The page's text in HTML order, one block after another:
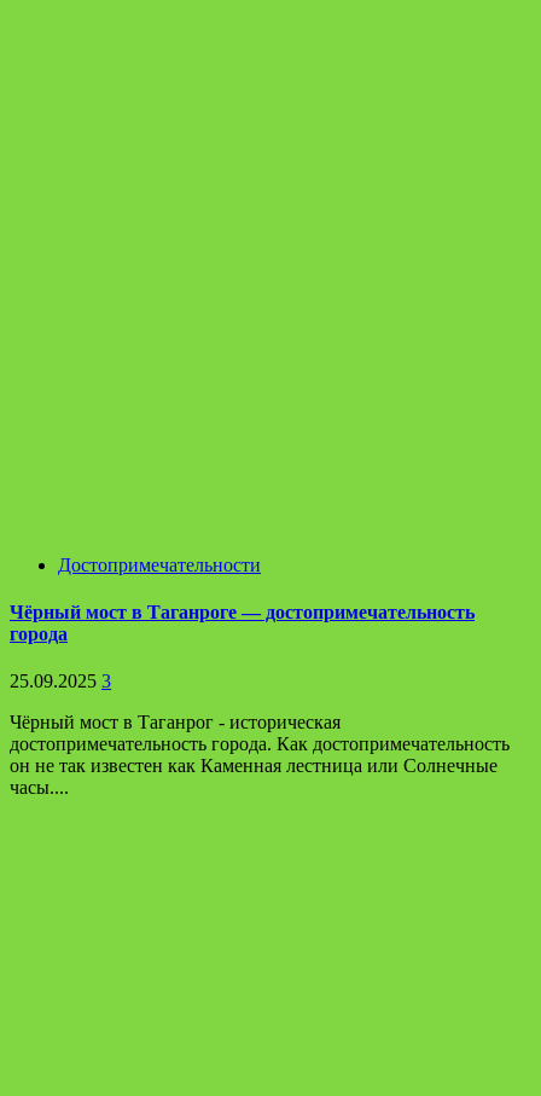
Достопримечательности
Чёрный мост в Таганроге — достопримечательность
города
25.09.2025 3
Чёрный мост в Таганрог - историческая
достопримечательность города. Как достопримечательность
он не так известен как Каменная лестница или Солнечные
часы....